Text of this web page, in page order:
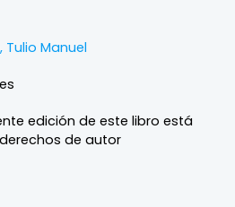
Tulio Manuel
edición de este libro está
de autor